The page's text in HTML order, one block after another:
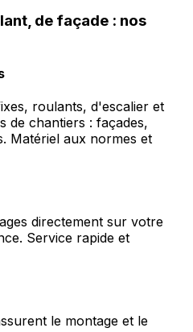
de façade : nos
roulants, d'escalier et
de chantiers : façades,
Matériel aux normes et
directement sur votre
Service rapide et
le montage et le